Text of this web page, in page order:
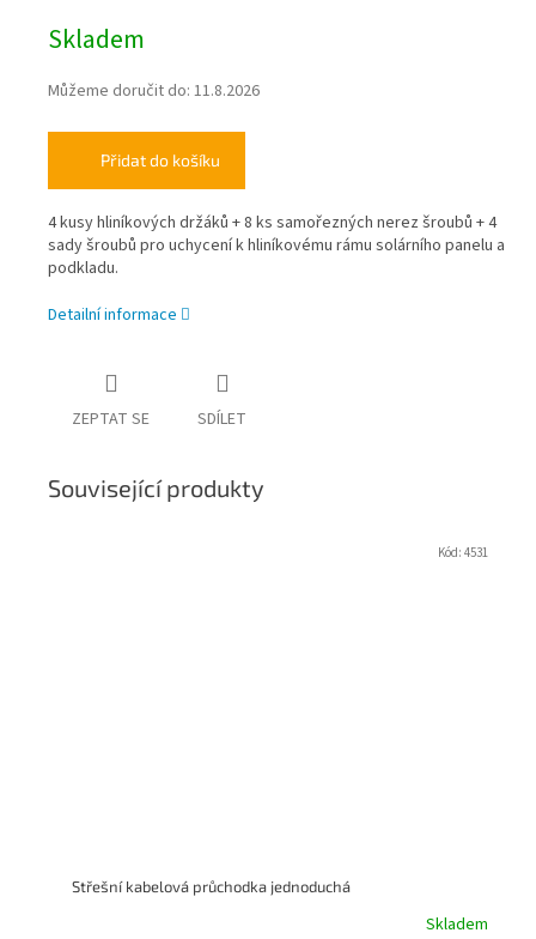
cena:
Skladem
Můžeme doručit do: 11.8.2026
Přidat do košíku
4 kusy hliníkových držáků + 8 ks samořezných nerez šroubů + 4
sady šroubů pro uchycení k hliníkovému rámu solárního panelu a
podkladu.
Detailní informace
ZEPTAT SE SDÍLET
Související produkty
Střešní kabelová průchodka jednoduchá
Skladem
Kód: 4531